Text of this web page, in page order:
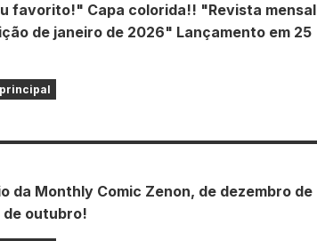
favorito!" Capa colorida!! "Revista mensal
de janeiro de 2026" Lançamento em 25
da Monthly Comic Zenon, de dezembro de
de outubro!